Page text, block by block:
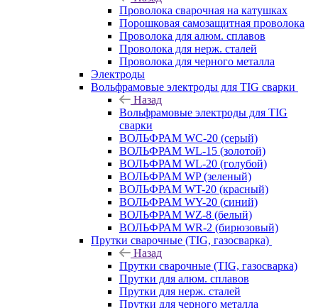
Проволока сварочная на катушках
Порошковая самозащитная проволока
Проволока для алюм. сплавов
Проволока для нерж. сталей
Проволока для черного металла
Электроды
Вольфрамовые электроды для TIG сварки
Назад
Вольфрамовые электроды для TIG
сварки
ВОЛЬФРАМ WC-20 (серый)
ВОЛЬФРАМ WL-15 (золотой)
ВОЛЬФРАМ WL-20 (голубой)
ВОЛЬФРАМ WP (зеленый)
ВОЛЬФРАМ WT-20 (красный)
ВОЛЬФРАМ WY-20 (синий)
ВОЛЬФРАМ WZ-8 (белый)
ВОЛЬФРАМ WR-2 (бирюзовый)
Прутки сварочные (TIG, газосварка)
Назад
Прутки сварочные (TIG, газосварка)
Прутки для алюм. сплавов
Прутки для нерж. сталей
Прутки для черного металла